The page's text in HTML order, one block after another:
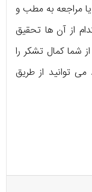
مراجعه به مطب و
از آن ها تحقیق
از شما کمال تشکر را
توانید از طریق